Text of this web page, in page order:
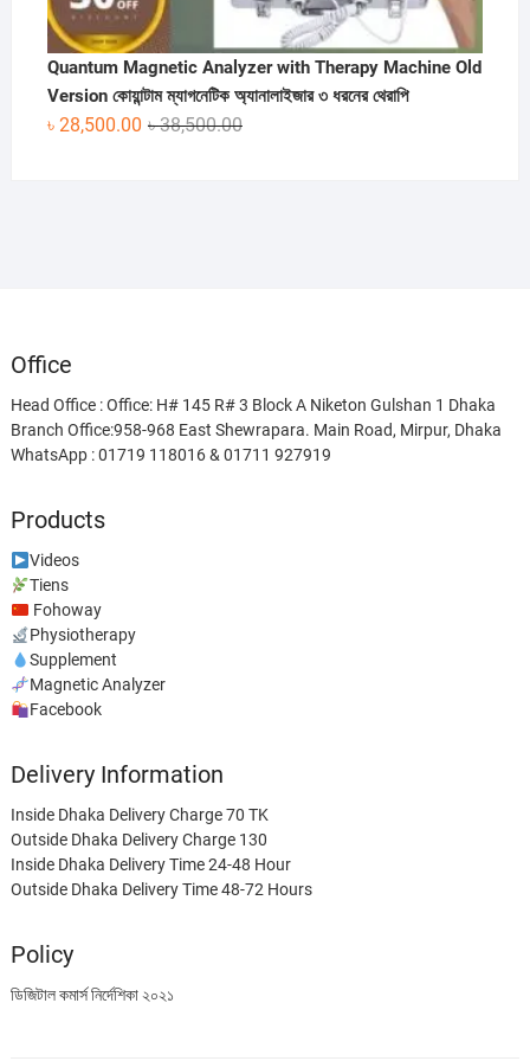
Quantum Magnetic Analyzer with Therapy Machine Old
Version কোয়ান্টাম ম্যাগনেটিক অ্যানালাইজার ৩ ধরনের থেরাপি
৳38,500.00Original
৳ 28,500.00
Current
Office
Head Office : Office: H# 145 R# 3 Block A Niketon Gulshan 1 Dhaka
Branch Office:958-968 East Shewrapara. Main Road, Mirpur, Dhaka
WhatsApp : 01719 118016 & 01711 927919
Products
Videos
Tiens
Fohoway
Physiotherapy
Supplement
Magnetic Analyzer
Facebook
Delivery Information
Inside Dhaka Delivery Charge 70 TK
Outside Dhaka Delivery Charge 130
Inside Dhaka Delivery Time 24-48 Hour
Outside Dhaka Delivery Time 48-72 Hours
Policy
ডিজিটাল কমার্স নির্দেশিকা ২০২১